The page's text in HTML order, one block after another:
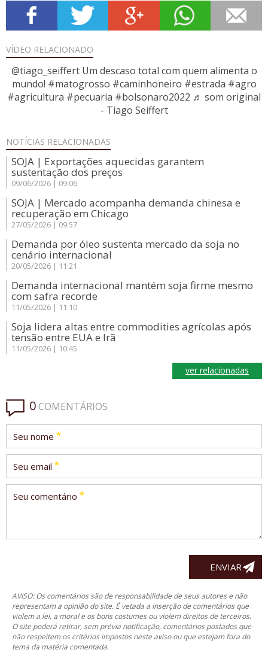
VÍDEO RELACIONADO
@tiago_seiffertUm descaso total com quem alimenta o
mundo! #matogrosso #caminhoneiro #estrada #agro
#agricultura #pecuaria #bolsonaro2022 ♬ som original
- Tiago Seiffert
NOTÍCIAS RELACIONADAS
SOJA | Exportações aquecidas garantem
sustentação dos preços
09/06/2026 | 09:06
SOJA | Mercado acompanha demanda chinesa e
recuperação em Chicago
27/05/2026 | 09:57
Demanda por óleo sustenta mercado da soja no
cenário internacional
20/05/2026 | 11:21
Demanda internacional mantém soja firme mesmo
com safra recorde
11/05/2026 | 11:10
Soja lidera altas entre commodities agrícolas após
tensão entre EUA e Irã
11/05/2026 | 10:45
ver relacionadas
0COMENTÁRIOS
Seu nome *
Seu email *
Seu comentário *
AVISO: Os comentários são de responsabilidade de seus autores e não
representam a opinião do site. É vetada a inserção de comentários que
violem a lei, a moral e os bons costumes ou violem direitos de terceiros.
O site poderá retirar, sem prévia notificação, comentários postados que
não respeitem os critérios impostos neste aviso ou que estejam fora do
tema da matéria comentada.